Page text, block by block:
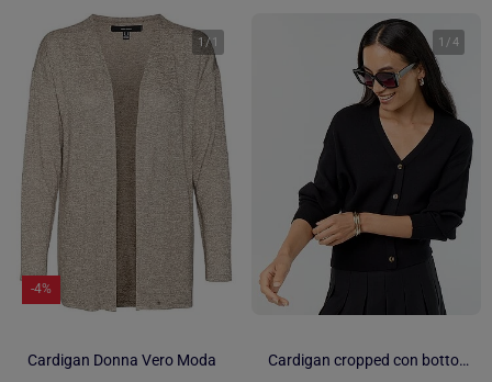
1 /1
-4%
Cardigan Donna Vero Moda
1 /4
Cardigan cropped con bottoni